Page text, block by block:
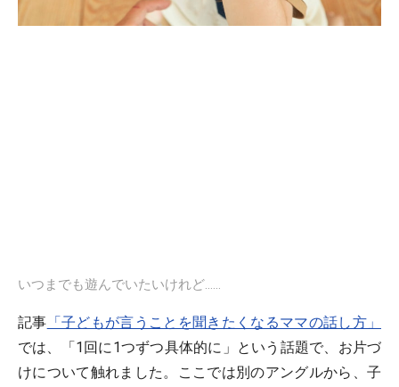
いつまでも遊んでいたいけれど……
記事 「子どもが言うことを聞きたくなるママの話し方」
では、「1回に1つずつ具体的に」という話題で、お片づ
けについて触れました。ここでは別のアングルから、子